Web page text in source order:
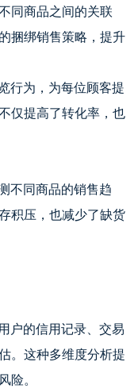
同商品之间的关联
捆绑销售策略，提升
行为，为每位顾客提
仅提高了转化率，也
不同商品的销售趋
积压，也减少了缺货
户的信用记录、交易
。这种多维度分析提
。